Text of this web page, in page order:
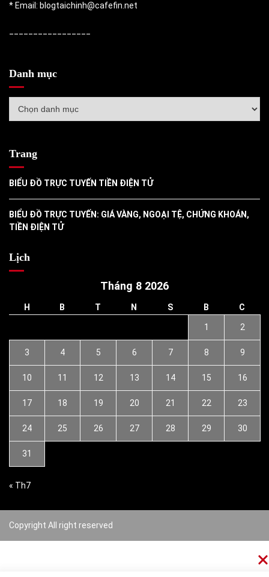
* Email: blogtaichinh@cafefin.net
Danh mục
mục
Trang
BIỂU ĐỒ TRỰC TUYẾN TIỀN ĐIỆN TỬ
BIỂU ĐỒ TRỰC TUYẾN: GIÁ VÀNG, NGOẠI TỆ, CHỨNG KHOÁN,
TIỀN ĐIỆN TỬ
Lịch
Tháng 8 2026
H B T N S B C
1 2
3 4 5 6 7 8 9
10 11 12 13 14 15 16
17 18 19 20 21 22 23
24 25 26 27 28 29 30
31
« Th7
Copyright All right reserved